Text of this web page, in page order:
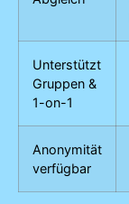
Unterstützt
Gruppen &
1-on-1
Anonymität
verfügbar